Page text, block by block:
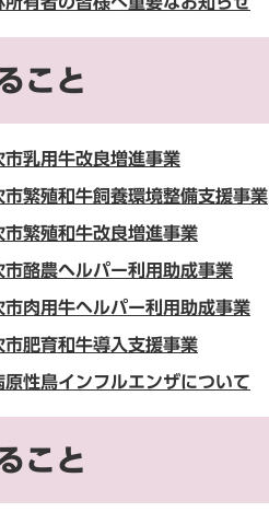
こと
市乳用牛改良増進事業
市繁殖和牛飼養環境整備支援事業
市繁殖和牛改良増進事業
市酪農ヘルパー利用助成事業
市肉用牛ヘルパー利用助成事業
市肥育和牛導入支援事業
原性鳥インフルエンザについて
こと